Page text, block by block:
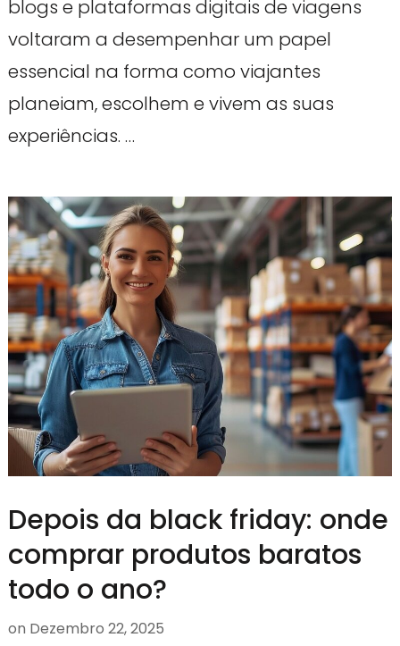
blogs e plataformas digitais de viagens
voltaram a desempenhar um papel
essencial na forma como viajantes
planeiam, escolhem e vivem as suas
experiências. …
Depois da black friday: onde
comprar produtos baratos
todo o ano?
on Dezembro 22, 2025